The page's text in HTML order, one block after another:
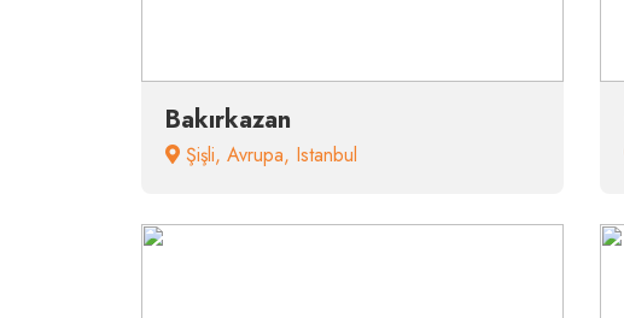
Bakırkazan
Şişli, Avrupa, Istanbul